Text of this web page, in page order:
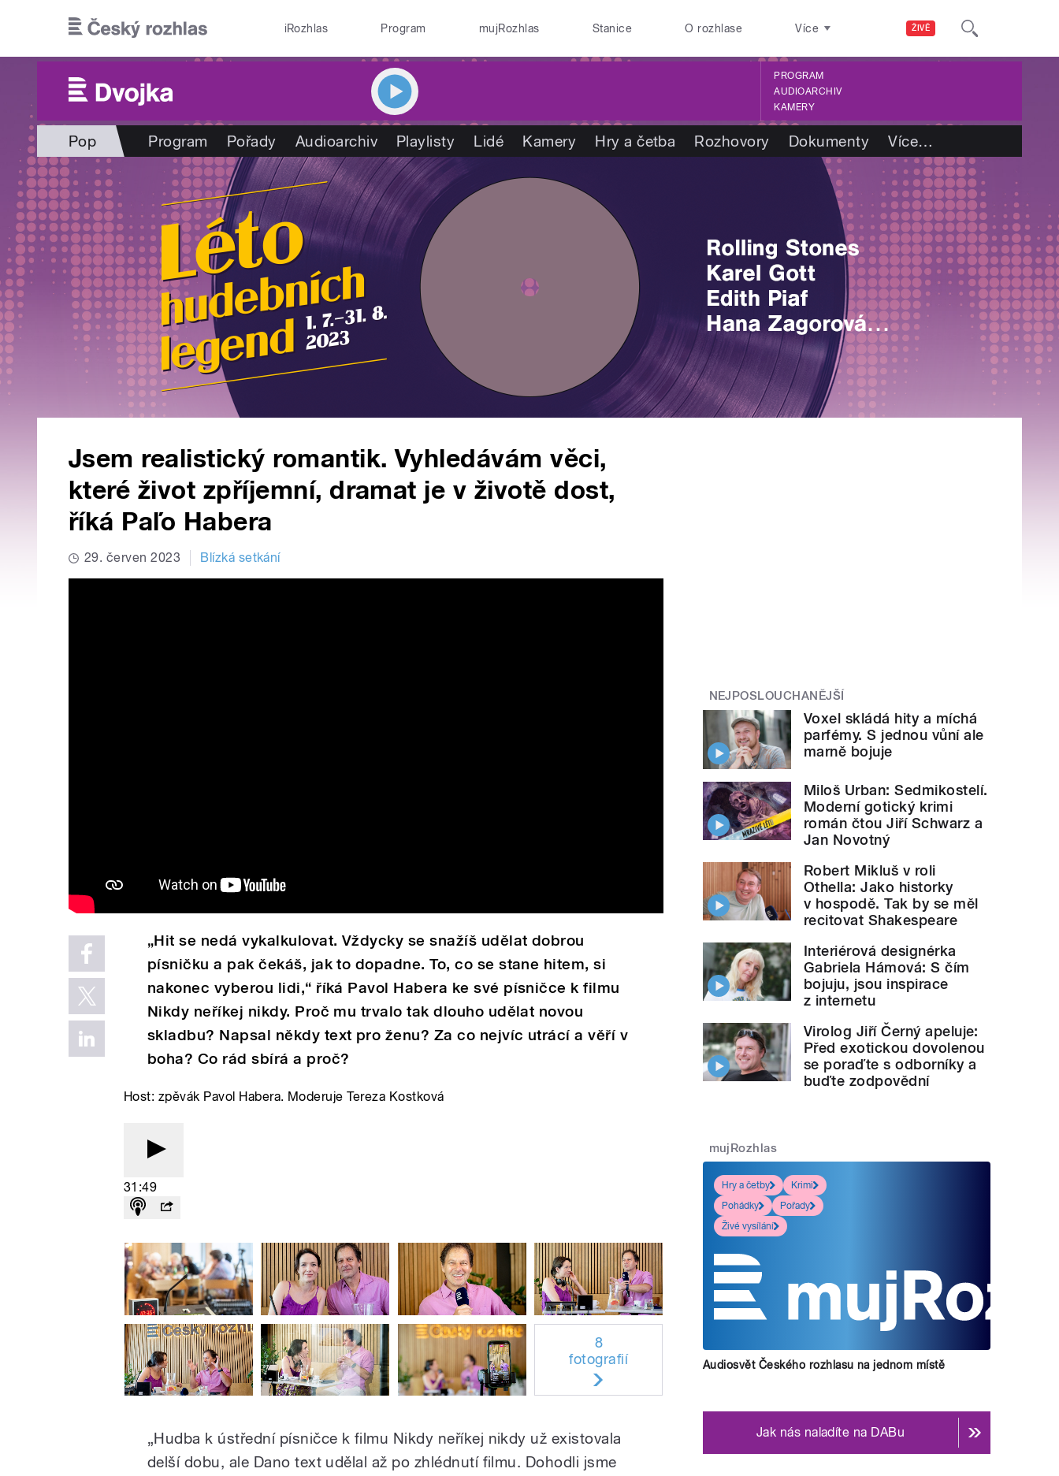
ŽIVĚ
iRozhlas Program mujRozhlas Stanice O rozhlase Více
PROGRAM
AUDIOARCHIV
KAMERY
Pop Program Pořady Audioarchiv Playlisty Lidé Kamery Hry a četba Rozhovory Dokumenty Více…
Jsem realistický romantik. Vyhledávám věci,
které život zpříjemní, dramat je v životě dost,
říká Paľo Habera
29. červen 2023 Blízká setkání
„Hit se nedá vykalkulovat. Vždycky se snažíš udělat dobrou
písničku a pak čekáš, jak to dopadne. To, co se stane hitem, si
nakonec vyberou lidi,“ říká Pavol Habera ke své písničce k filmu
Nikdy neříkej nikdy. Proč mu trvalo tak dlouho udělat novou
skladbu? Napsal někdy text pro ženu? Za co nejvíc utrácí a věří v
boha? Co rád sbírá a proč?
Host: zpěvák Pavol Habera. Moderuje Tereza Kostková
31:49
8
fotografií
„Hudba k ústřední písničce k filmu Nikdy neříkej nikdy už existovala
delší dobu, ale Dano text udělal až po zhlédnutí filmu. Dohodli jsme
NEJPOSLOUCHANĚJŠÍ
Voxel skládá hity a míchá
parfémy. S jednou vůní ale
marně bojuje
Miloš Urban: Sedmikostelí.
Moderní gotický krimi
román čtou Jiří Schwarz a
Jan Novotný
Robert Mikluš v roli
Othella: Jako historky
v hospodě. Tak by se měl
recitovat Shakespeare
Interiérová designérka
Gabriela Hámová: S čím
bojuju, jsou inspirace
z internetu
Virolog Jiří Černý apeluje:
Před exotickou dovolenou
se poraďte s odborníky a
buďte zodpovědní
mujRozhlas
Hry a četby
Krimi
Pohádky
Pořady
Živé vysílání
Audiosvět Českého rozhlasu na jednom místě
Jak nás naladíte na DABu